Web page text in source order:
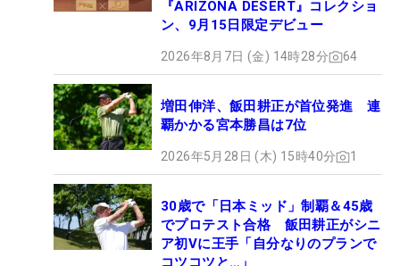
『ARIZONA DESERT』コレクショ
ン、9月15日限定デビュー
2026年8月7日 (金) 14時28分 64
増田伸洋、飯田耕正が首位発進 連
覇かかる宮本勝昌は7位
2026年5月28日 (木) 15時40分 1
30歳で「日本ミッド」制覇＆45歳
でプロテスト合格 飯田耕正がシニ
ア初Vに王手「自分なりのプランで